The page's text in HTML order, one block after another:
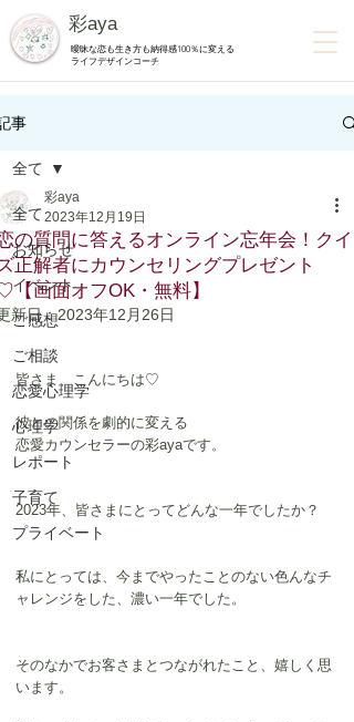
彩aya
曖昧な恋も生き方も納得感100％に変える
ライフデザインコーチ
事
全て
お知らせ
イベント
ご感想
ご相談
恋愛心理学
心理学
レポート
子育て
プライベート
全て
の質問に答えるオンライン忘年会！クイ
正解者にカウンセリングプレゼント
【画面オフOK・無料】
彩aya
2023年12月19日
新日：2023年12月26日
皆さま、こんにちは♡
彼との関係を劇的に変える
恋愛カウンセラーの彩ayaです。
2023年、皆さまにとってどんな一年でしたか？
私にとっては、今までやったことのない色んなチ
ャレンジをした、濃い一年でした。
そのなかでお客さまとつながれたこと、嬉しく思
います。